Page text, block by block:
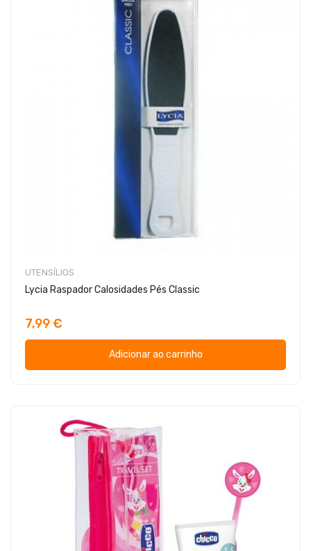
UTENSÍLIOS
Lycia Raspador Calosidades Pés Classic
7,99 €
Adicionar ao carrinho